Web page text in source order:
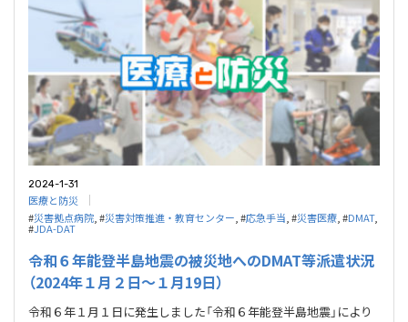
2024-1-31
医療と防災
#災害拠点病院, #災害対策推進・教育センター, #応急⼿当, #災害医療, #DMAT,
#JDA-DAT
令和６年能登半島地震の被災地へのDMAT等派遣状況
（2024年１月２日～１月19日）
令和６年１月１日に発生しました「令和６年能登半島地震」により